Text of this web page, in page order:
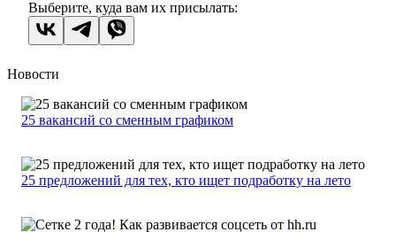
Выберите, куда вам их присылать:
Новости
25 вакансий со сменным графиком
25 предложений для тех, кто ищет подработку на лето